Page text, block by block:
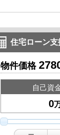
住宅ローン
物件価格
自己資